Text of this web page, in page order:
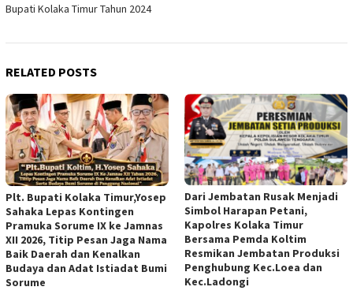
Bupati Kolaka Timur Tahun 2024
RELATED POSTS
Plt. Bupati Kolaka Timur,Yosep
Sahaka Lepas Kontingen
Pramuka Sorume IX ke Jamnas
XII 2026, Titip Pesan Jaga Nama
Baik Daerah dan Kenalkan
Budaya dan Adat Istiadat Bumi
Sorume
Dari Jembatan Rusak Menjadi
Simbol Harapan Petani,
Kapolres Kolaka Timur
Bersama Pemda Koltim
Resmikan Jembatan Produksi
Penghubung Kec.Loea dan
Kec.Ladongi